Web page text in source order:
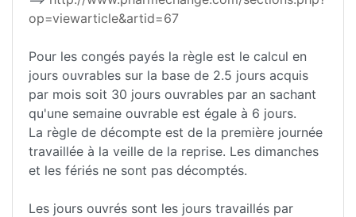
op=viewarticle&artid=67
Pour les congés payés la règle est le calcul en
jours ouvrables sur la base de 2.5 jours acquis
par mois soit 30 jours ouvrables par an sachant
qu'une semaine ouvrable est égale à 6 jours.
La règle de décompte est de la première journée
travaillée à la veille de la reprise. Les dimanches
et les fériés ne sont pas décomptés.
Les jours ouvrés sont les jours travaillés par